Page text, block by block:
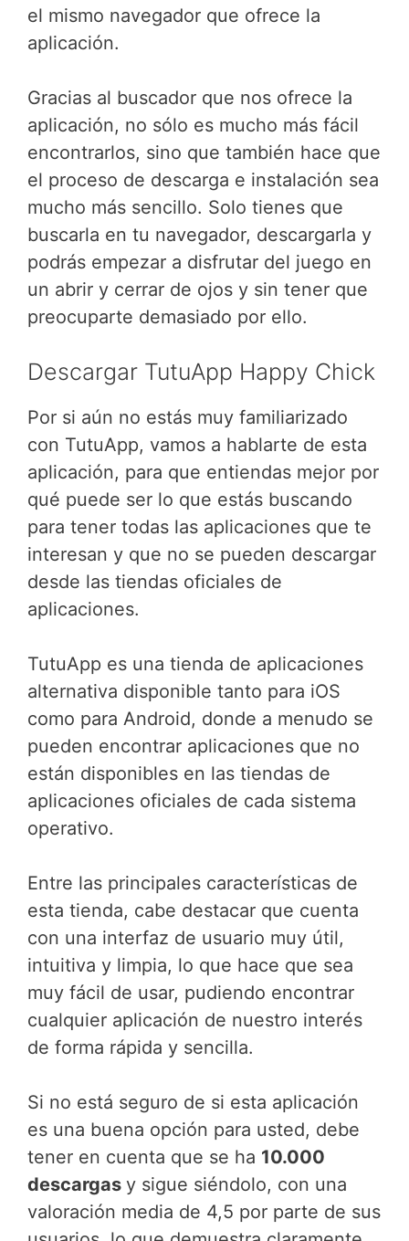
el mismo navegador que ofrece la
aplicación.
Gracias al buscador que nos ofrece la
aplicación, no sólo es mucho más fácil
encontrarlos, sino que también hace que
el proceso de descarga e instalación sea
mucho más sencillo. Solo tienes que
buscarla en tu navegador, descargarla y
podrás empezar a disfrutar del juego en
un abrir y cerrar de ojos y sin tener que
preocuparte demasiado por ello.
Descargar TutuApp Happy Chick
Por si aún no estás muy familiarizado
con TutuApp, vamos a hablarte de esta
aplicación, para que entiendas mejor por
qué puede ser lo que estás buscando
para tener todas las aplicaciones que te
interesan y que no se pueden descargar
desde las tiendas oficiales de
aplicaciones.
TutuApp es una tienda de aplicaciones
alternativa disponible tanto para iOS
como para Android, donde a menudo se
pueden encontrar aplicaciones que no
están disponibles en las tiendas de
aplicaciones oficiales de cada sistema
operativo.
Entre las principales características de
esta tienda, cabe destacar que cuenta
con una interfaz de usuario muy útil,
intuitiva y limpia, lo que hace que sea
muy fácil de usar, pudiendo encontrar
cualquier aplicación de nuestro interés
de forma rápida y sencilla.
Si no está seguro de si esta aplicación
es una buena opción para usted, debe
tener en cuenta que se ha 10.000
descargas y sigue siéndolo, con una
valoración media de 4,5 por parte de sus